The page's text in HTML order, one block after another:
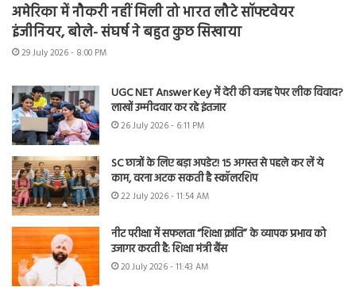
अमेरिका में नौकरी नहीं मिली तो भारत लौटे सॉफ्टवेयर
इंजीनियर, बोले- संघर्ष ने बहुत कुछ सिखाया
29 July 2026 - 8:00 PM
UGC NET Answer Key में देरी की वजह पेपर लीक विवाद?
लाखों उम्मीदवार कर रहे इंतजार
26 July 2026 - 6:11 PM
SC छात्रों के लिए बड़ा अपडेट! 15 अगस्त से पहले कर लें ये
काम, वरना अटक सकती है स्कॉलरशिप
22 July 2026 - 11:54 AM
नीट परीक्षा में सफलता “शिक्षा क्रांति” के व्यापक प्रभाव को
उजागर करती है: शिक्षा मंत्री बैंस
20 July 2026 - 11:43 AM